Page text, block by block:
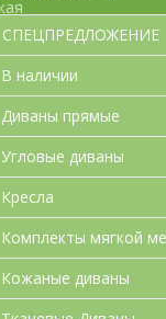
СПЕЦПРЕДЛОЖЕНИЕ
В наличии
Диваны прямые
Угловые диваны
Кресла
Комплекты мягкой
Кожаные диваны